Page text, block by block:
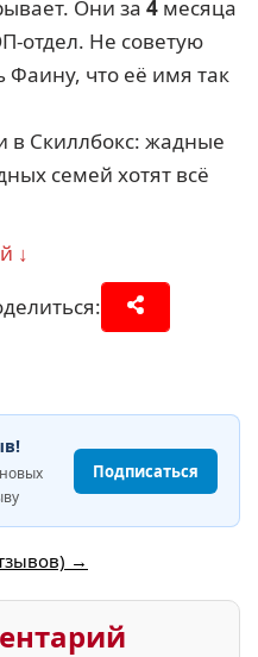
Они за 4 месяца
отдел. Не советую
Фаину, что её имя так
в Скиллбокс: жадные
семей хотят всё
↓
Подписаться
→